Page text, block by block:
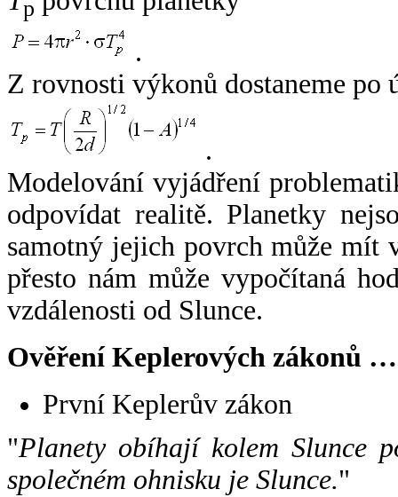
p
.
Z rovnosti výkonů dostaneme po
.
Modelování vyjádření
odpovídat realitě. Planetky
samotný jejich povrch může mít
přesto nám může vypočítaná
vzdálenosti od Slunce.
Ověření Keplerových zákonů …
První Keplerův zákon
"Planety obíhají kolem Slunce
společném ohnisku je Slunce."